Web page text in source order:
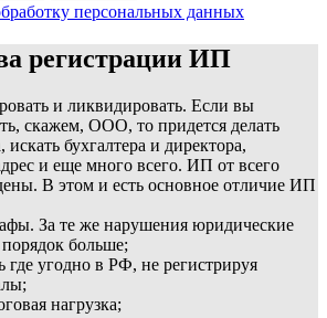
персональных данных
регистрации ИП
и ликвидировать. Если вы
скажем, ООО, то придется делать
искать бухгалтера и директора,
и еще много всего. ИП от всего
В этом и есть основное отличие ИП
За те же нарушения юридические
больше;
где угодно в РФ, не регистрируя
нагрузка;